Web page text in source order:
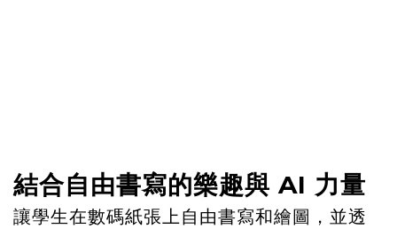
結合自由書寫的樂趣與 AI 力量
讓學生在數碼紙張上自由書寫和繪圖，並透